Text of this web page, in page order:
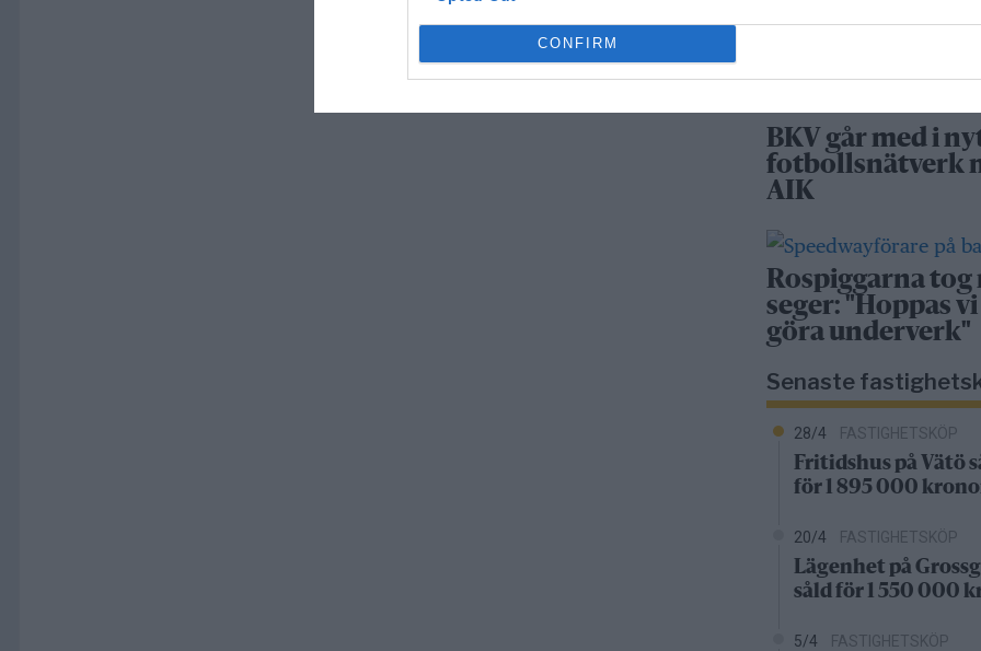
CONFIRM
för
BKV går med i
fotbollsnätverk
AIK
Rospiggarna tog
seger: "Hoppas
göra underverk"
Senaste
28/4 FASTIGHETSKÖP
Fritidshus på Vätö
för 1 895 000
20/4 FASTIGHETSKÖP
Lägenhet på
såld för 1 550 000
5/4 FASTIGHETSKÖP